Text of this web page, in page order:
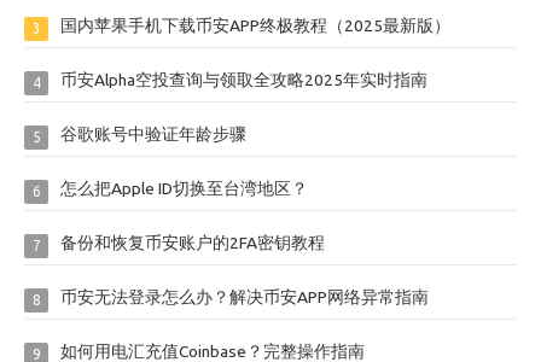
3 国内苹果手机下载币安APP终极教程（2025最新版）
4 币安Alpha空投查询与领取全攻略2025年实时指南
5 谷歌账号中验证年龄步骤
6 怎么把Apple ID切换至台湾地区？
7 备份和恢复币安账户的2FA密钥教程
8 币安无法登录怎么办？解决币安APP网络异常指南
9 如何用电汇充值Coinbase？完整操作指南